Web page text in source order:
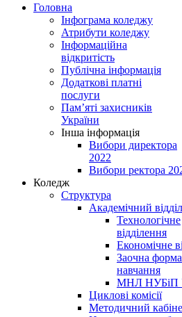
Головна
Інфограма коледжу
Атрибути коледжу
Інформаційна
відкритість
Публічна інформація
Додаткові платні
послуги
Пам’яті захисників
України
Інша інформація
Вибори директора
2022
Вибори ректора
Коледж
Структура
Академічний відділ
Технологічне
відділення
Економічне
Заочна форма
навчання
МНЛ НУБіП
Циклові комісії
Методичний